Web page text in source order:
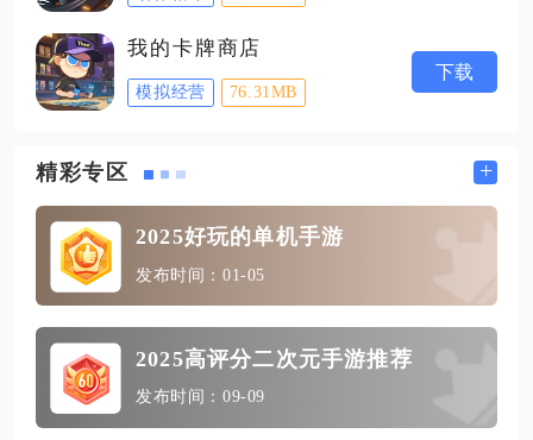
我的卡牌商店
模拟经营 76.31MB
下载
精彩专区 +
2025好玩的单机手游
发布时间：01-05
2025高评分二次元手游推荐
发布时间：09-09